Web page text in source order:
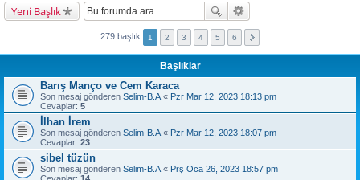
Yeni Başlık
279 başlık 1 2 3 4 5 6
Başlıklar
Barış Manço ve Cem Karaca
Son mesaj gönderen Selim-B.A « Pzr Mar 12, 2023 18:13 pm
Cevaplar: 5
İlhan İrem
Son mesaj gönderen Selim-B.A « Pzr Mar 12, 2023 18:07 pm
Cevaplar: 23
sibel tüzün
Son mesaj gönderen Selim-B.A « Prş Oca 26, 2023 18:57 pm
Cevaplar: 14